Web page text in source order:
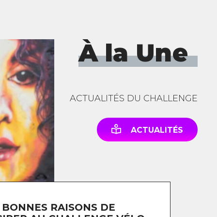
RAISONS DE
À la Une
ACTUALITÉS DU CHALLENGE
ACTUALITÉS